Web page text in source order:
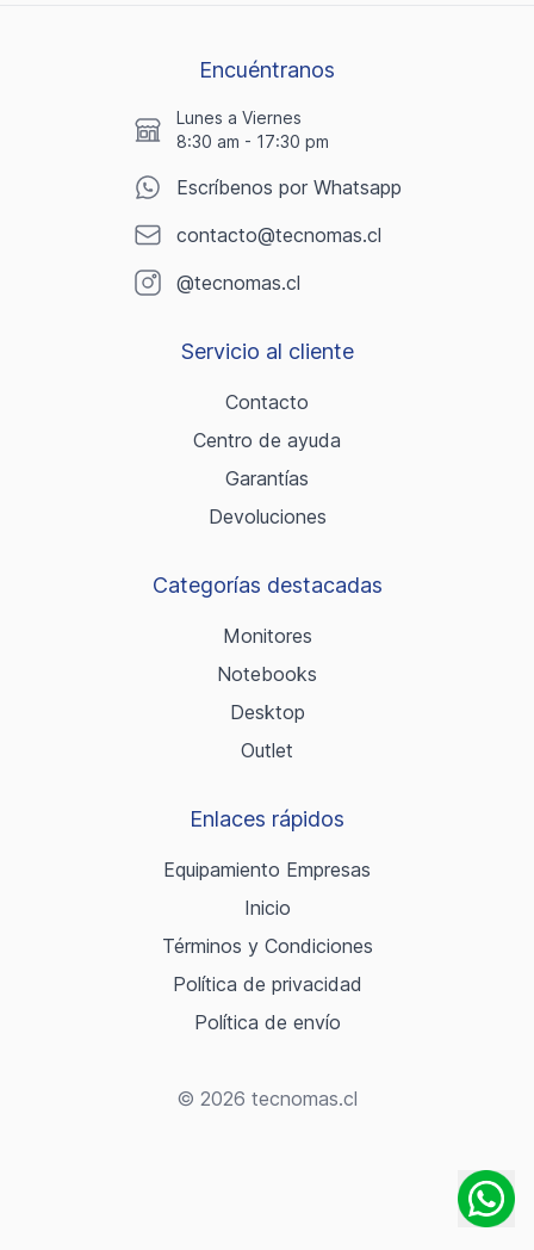
Encuéntranos
Lunes a Viernes
8:30 am - 17:30 pm
Escríbenos por Whatsapp
contacto@tecnomas.cl
@tecnomas.cl
Servicio al cliente
Contacto
Centro de ayuda
Garantías
Devoluciones
Categorías destacadas
Monitores
Notebooks
Desktop
Outlet
Enlaces rápidos
Equipamiento Empresas
Inicio
Términos y Condiciones
Política de privacidad
Política de envío
© 2026 tecnomas.cl